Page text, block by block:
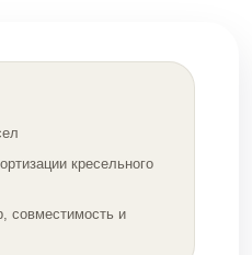
кресельного
совместимость и